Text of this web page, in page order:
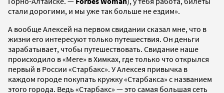
стали дорогими, и мы уже так больше не ездим».
А вообще Алексей на первом свидании сказал мне, что в
жизни его интересуют только путешествия. Он деньги
зарабатывает, чтобы путешествовать. Свидание наше
происходило в «Меге» в Химках, где только что открылся
первый в России «Старбакс». У Алексея привычка в
каждом городе покупать кружку «Старбакса» с названием
этого города. Ведь «Старбакс» — это самая большая сеть